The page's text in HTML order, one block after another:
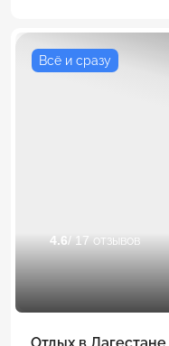
Всё и сразу
4.6/ 17 отзывов
Отдых в Дагестане